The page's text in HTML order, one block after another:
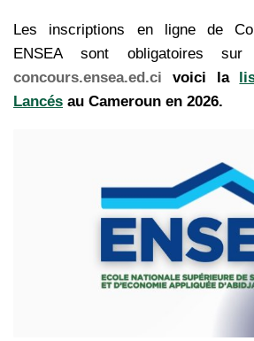
Les inscriptions en ligne de
ENSEA sont obligatoires
concours.ensea.ed.ci
voici la
Lancés au Cameroun en 2026.